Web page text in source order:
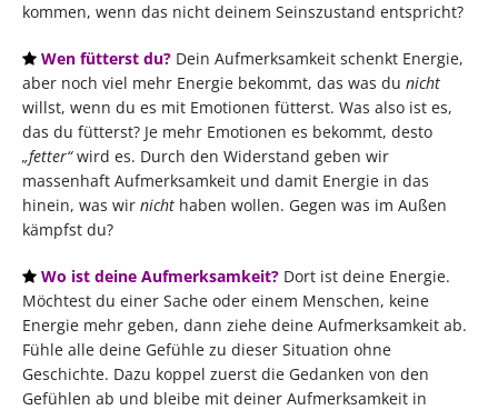
kommen, wenn das nicht deinem Seinszustand entspricht?
Wen fütterst du? Dein Aufmerksamkeit schenkt Energie,
aber noch viel mehr Energie bekommt, das was du nicht
willst, wenn du es mit Emotionen fütterst. Was also ist es,
das du fütterst? Je mehr Emotionen es bekommt, desto
„fetter“wird es. Durch den Widerstand geben wir
massenhaft Aufmerksamkeit und damit Energie in das
hinein, was wir nicht haben wollen. Gegen was im Außen
kämpfst du?
Wo ist deine Aufmerksamkeit? Dort ist deine Energie.
Möchtest du einer Sache oder einem Menschen, keine
Energie mehr geben, dann ziehe deine Aufmerksamkeit ab.
Fühle alle deine Gefühle zu dieser Situation ohne
Geschichte. Dazu koppel zuerst die Gedanken von den
Gefühlen ab und bleibe mit deiner Aufmerksamkeit in